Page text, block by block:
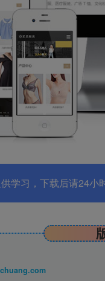
学习，下载后请24小